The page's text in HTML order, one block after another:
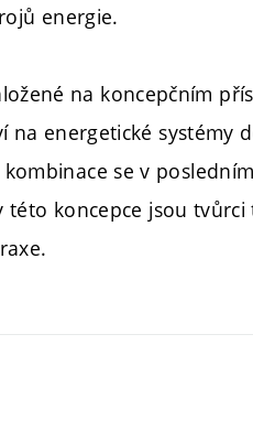
energie.
na koncepčním
energetické systémy
se v
této koncepce jsou